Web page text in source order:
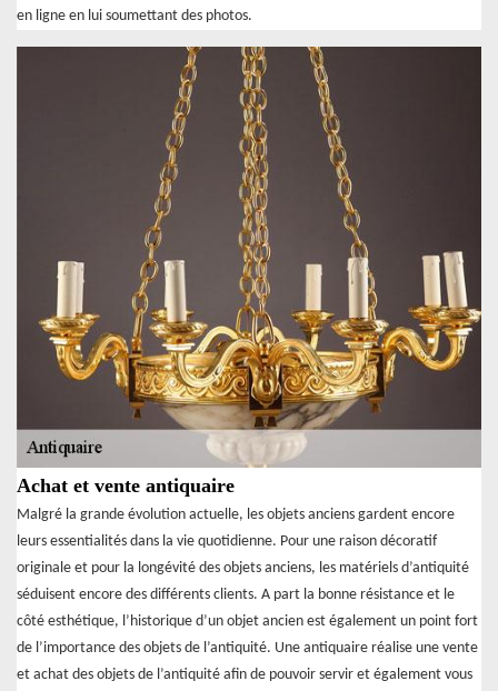
en ligne en lui soumettant des photos.
Achat et vente antiquaire
Malgré la grande évolution actuelle, les objets anciens gardent encore
leurs essentialités dans la vie quotidienne. Pour une raison décoratif
originale et pour la longévité des objets anciens, les matériels d’antiquité
séduisent encore des différents clients. A part la bonne résistance et le
côté esthétique, l’historique d’un objet ancien est également un point fort
de l’importance des objets de l’antiquité. Une antiquaire réalise une vente
et achat des objets de l’antiquité afin de pouvoir servir et également vous